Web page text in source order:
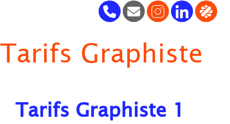
Tarifs Graphiste
Tarifs Graphiste 1